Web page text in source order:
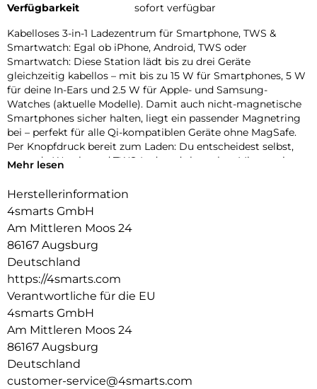
Verfügbarkeit
sofort verfügbar
Kabelloses 3-in-1 Ladezentrum für Smartphone, TWS &
Smartwatch: Egal ob iPhone, Android, TWS oder
Smartwatch: Diese Station lädt bis zu drei Geräte
gleichzeitig kabellos – mit bis zu 15 W für Smartphones, 5 W
für deine In-Ears und 2.5 W für Apple- und Samsung-
Watches (aktuelle Modelle). Damit auch nicht-magnetische
Smartphones sicher halten, liegt ein passender Magnetring
bei – perfekt für alle Qi-kompatiblen Geräte ohne MagSafe.
Per Knopfdruck bereit zum Laden: Du entscheidest selbst,
wann du Watch- und TWS-Ladepads brauchst: Mit nur einem
verschwinden bei Nichtgebrauch wieder elegant im Gehäuse.
oder auf dem Schreibtisch.
Hoch oder quer? Du entscheidest: Per Fingertipp schwenkst
du dein Smartphone stufenlos zwischen Hoch- und
Querformat. Ideal zum Lesen, Streamen oder
Videotelefonieren – ganz ohne Wackeln oder Nachjustieren.
Das perfekte Setup für deinen Schreibtisch oder Nachttisch.
Klarer Sound – auch unterwegs erweiterbar: Der integrierte
Bluetooth-Lautsprecher liefert satten Klang – perfekt für den
Schreibtisch oder spontane Musikmomente unterwegs. Im
Akkubetrieb läuft er bis zu 2 Stunden. Für längere Einsätze
lässt sich der Betrieb per optionaler Powerbank (empfohlen:
Mehr lesen
Herstellerinformation
4smarts GmbH
Am Mittleren Moos 24
86167 Augsburg
Deutschland
https://4smarts.com
Verantwortliche für die EU
4smarts GmbH
Am Mittleren Moos 24
86167 Augsburg
Deutschland
customer-service@4smarts.com